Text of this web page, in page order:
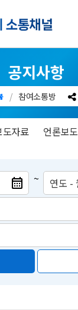
공지사항
참여소통방
도자료 언론보도
~